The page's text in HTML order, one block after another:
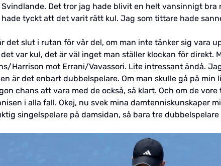
Det tror jag hade blivit en helt vansinnigt
hade tyckt att det varit rätt kul. Jag som tittare hade
det slut i rutan för vår del, om man inte tänker sig vara
var kul, det är väl inget man ställer klockan för
Harrison mot Errani/Vavassori. Lite intressant ändå.
är det enbart dubbelspelare. Om man skulle gå på
chans att vara med de också, så klart. Och om de
i alla fall. Okej, nu svek mina damtenniskunskaper
singelspelare på damsidan, så bara tre